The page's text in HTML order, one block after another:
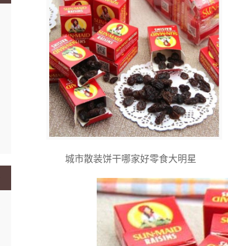
城市散装饼干哪家好零食大明星